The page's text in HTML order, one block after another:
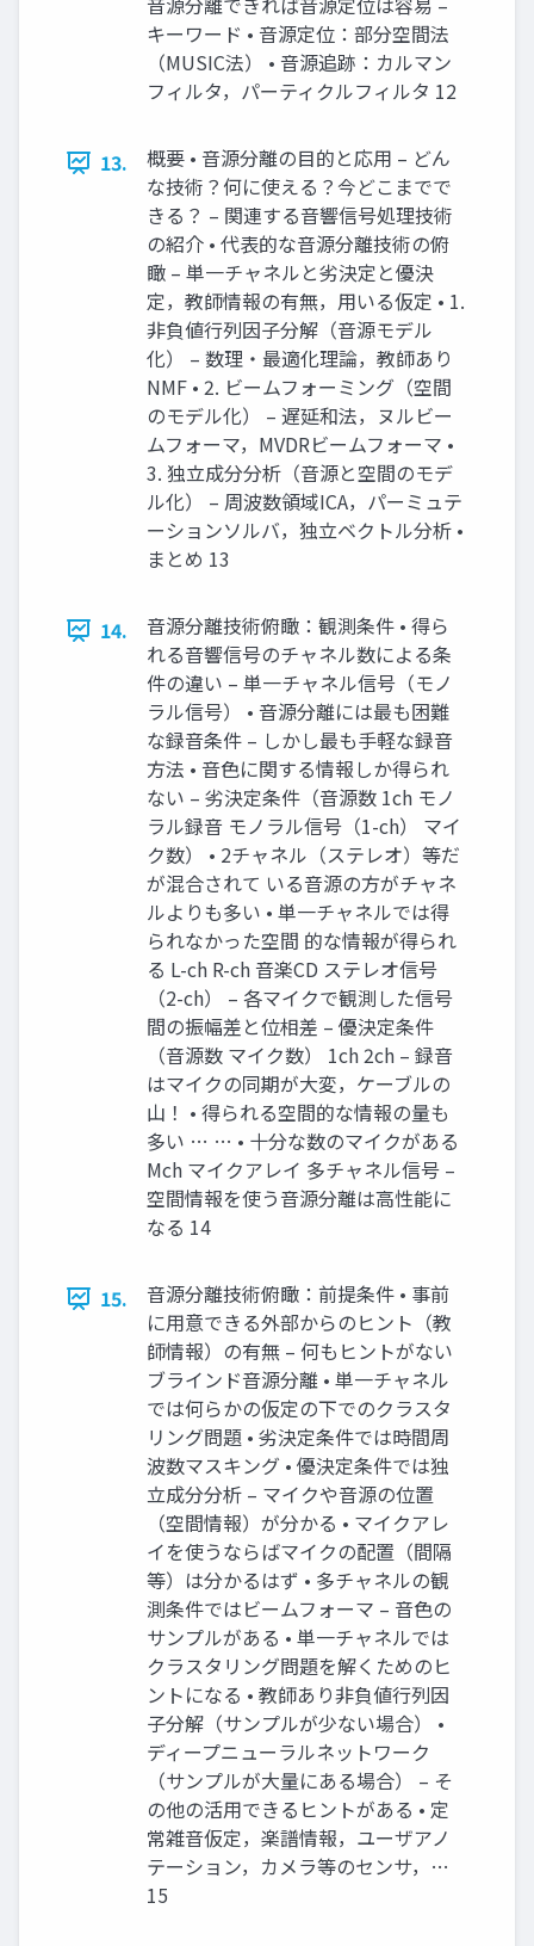
キーワード • 音源定位：部分空間法
（MUSIC法） • 音源追跡：カルマン
フィルタ，パーティクルフィルタ 12
13.
概要 • 音源分離の目的と応用 – どん
な技術？何に使える？今どこまでで
きる？ – 関連する音響信号処理技術
の紹介 • 代表的な音源分離技術の俯
瞰 – 単一チャネルと劣決定と優決
定，教師情報の有無，用いる仮定 • 1.
非負値行列因子分解（音源モデル
化） – 数理・最適化理論，教師あり
NMF • 2. ビームフォーミング（空間
のモデル化） – 遅延和法，ヌルビー
ムフォーマ，MVDRビームフォーマ •
3. 独立成分分析（音源と空間のモデ
ル化） – 周波数領域ICA，パーミュテ
ーションソルバ，独立ベクトル分析 •
まとめ 13
14.
音源分離技術俯瞰：観測条件 • 得ら
れる音響信号のチャネル数による条
件の違い – 単一チャネル信号（モノ
ラル信号） • 音源分離には最も困難
な録音条件 – しかし最も手軽な録音
方法 • 音色に関する情報しか得られ
ない – 劣決定条件（音源数 1ch モノ
ラル録音 モノラル信号（1-ch） マイ
ク数） • 2チャネル（ステレオ）等だ
が混合されて いる音源の方がチャネ
ルよりも多い • 単一チャネルでは得
られなかった空間 的な情報が得られ
る L-ch R-ch 音楽CD ステレオ信号
（2-ch） – 各マイクで観測した信号
間の振幅差と位相差 – 優決定条件
（音源数 マイク数） 1ch 2ch – 録音
はマイクの同期が大変，ケーブルの
山！ • 得られる空間的な情報の量も
多い … … • 十分な数のマイクがある
Mch マイクアレイ 多チャネル信号 –
空間情報を使う音源分離は高性能に
なる 14
15.
音源分離技術俯瞰：前提条件 • 事前
に用意できる外部からのヒント（教
師情報）の有無 – 何もヒントがない
ブラインド音源分離 • 単一チャネル
では何らかの仮定の下でのクラスタ
リング問題 • 劣決定条件では時間周
波数マスキング • 優決定条件では独
立成分分析 – マイクや音源の位置
（空間情報）が分かる • マイクアレ
イを使うならばマイクの配置（間隔
等）は分かるはず • 多チャネルの観
測条件ではビームフォーマ – 音色の
サンプルがある • 単一チャネルでは
クラスタリング問題を解くためのヒ
ントになる • 教師あり非負値行列因
子分解（サンプルが少ない場合） •
ディープニューラルネットワーク
（サンプルが大量にある場合） – そ
の他の活用できるヒントがある • 定
常雑音仮定，楽譜情報，ユーザアノ
テーション，カメラ等のセンサ，…
15